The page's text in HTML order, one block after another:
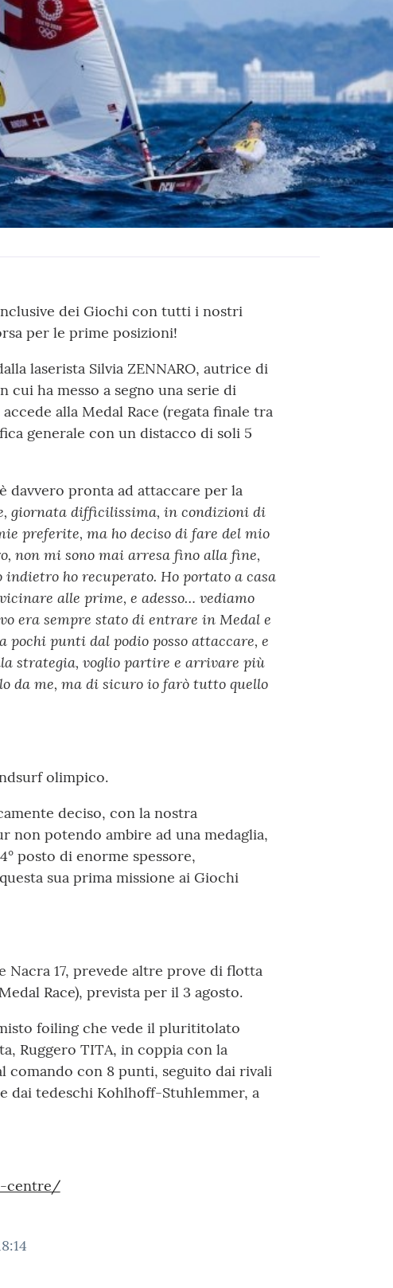
dei Giochi con tutti i nostri
per le prime posizioni!
laserista Silvia ZENNARO, autrice di
cui ha messo a segno una serie di
alla Medal Race (regata finale tra
generale con un distacco di soli 5
davvero pronta ad attaccare per la
giornata difficilissima, in condizioni di
preferite, ma ho deciso di fare del mio
non mi sono mai arresa fino alla fine,
indietro ho recuperato. Ho portato a casa
alle prime, e adesso… vediamo
era sempre stato di entrare in Medal e
pochi punti dal podio posso attaccare, e
strategia, voglio partire e arrivare più
da me, ma di sicuro io farò tutto quello
olimpico.
deciso, con la nostra
non potendo ambire ad una medaglia,
posto di enorme spessore,
sua prima missione ai Giochi
Nacra 17, prevede altre prove di flotta
Race), prevista per il 3 agosto.
foiling che vede il plurititolato
Ruggero TITA, in coppia con la
comando con 8 punti, seguito dai rivali
dai tedeschi Kohlhoff-Stuhlemmer, a
centre/